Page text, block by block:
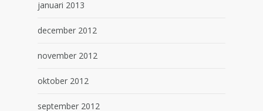
januari 2013
december 2012
november 2012
oktober 2012
september 2012